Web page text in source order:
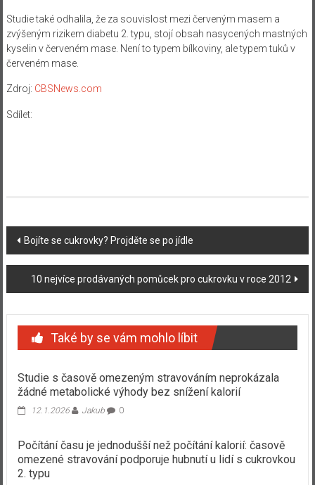
Studie také odhalila, že za souvislost mezi červeným masem a
zvýšeným rizikem diabetu 2. typu, stojí obsah nasycených mastných
kyselin v červeném mase. Není to typem bílkoviny, ale typem tuků v
červeném mase.
Zdroj: CBSNews.com
Sdílet:
Navigace
příspěvku
Bojíte se cukrovky? Projděte se po jídle
10 nejvíce prodávaných pomůcek pro cukrovku v roce 2012
Také by se vám mohlo líbit
Studie s časově omezeným stravováním neprokázala
žádné metabolické výhody bez snížení kalorií
12.1.2026 Jakub 0
Počítání času je jednodušší než počítání kalorií: časově
omezené stravování podporuje hubnutí u lidí s cukrovkou
2. typu